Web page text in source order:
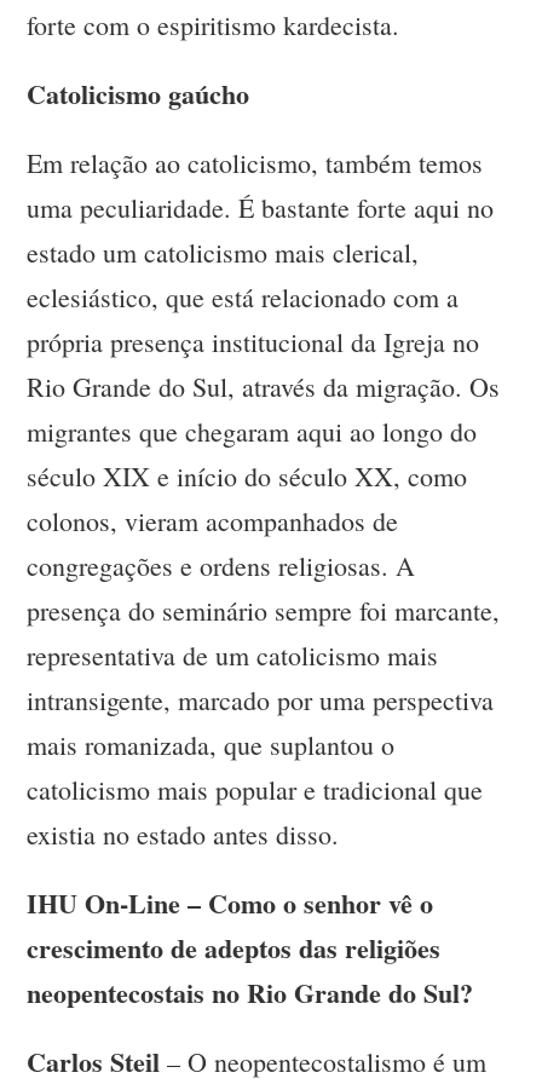
forte com o espiritismo kardecista.
Catolicismo gaúcho
Em relação ao catolicismo, também temos
uma peculiaridade. É bastante forte aqui no
estado um catolicismo mais clerical,
eclesiástico, que está relacionado com a
própria presença institucional da Igreja no
Rio Grande do Sul, através da migração. Os
migrantes que chegaram aqui ao longo do
século XIX e início do século XX, como
colonos, vieram acompanhados de
congregações e ordens religiosas. A
presença do seminário sempre foi marcante,
representativa de um catolicismo mais
intransigente, marcado por uma perspectiva
mais romanizada, que suplantou o
catolicismo mais popular e tradicional que
existia no estado antes disso.
IHU On-Line – Como o senhor vê o
crescimento de adeptos das religiões
neopentecostais no Rio Grande do Sul?
Carlos Steil – O neopentecostalismo é um